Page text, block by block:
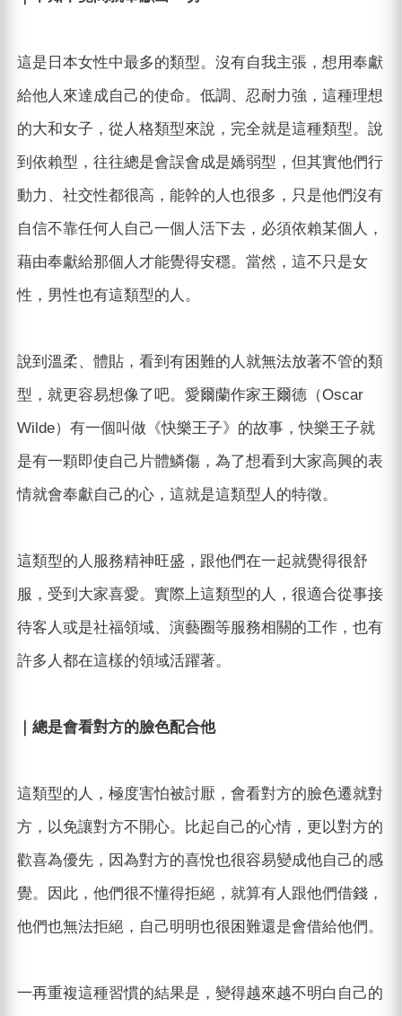
這是日本女性中最多的類型。沒有自我主張，想用奉獻
給他人來達成自己的使命。低調、忍耐力強，這種理想
的大和女子，從人格類型來說，完全就是這種類型。說
到依賴型，往往總是會誤會成是嬌弱型，但其實他們行
動力、社交性都很高，能幹的人也很多，只是他們沒有
自信不靠任何人自己一個人活下去，必須依賴某個人，
藉由奉獻給那個人才能覺得安穩。當然，這不只是女
性，男性也有這類型的人。
說到溫柔、體貼，看到有困難的人就無法放著不管的類
型，就更容易想像了吧。愛爾蘭作家王爾德（Oscar
Wilde）有一個叫做《快樂王子》的故事，快樂王子就
是有一顆即使自己片體鱗傷，為了想看到大家高興的表
情就會奉獻自己的心，這就是這類型人的特徵。
這類型的人服務精神旺盛，跟他們在一起就覺得很舒
服，受到大家喜愛。實際上這類型的人，很適合從事接
待客人或是社福領域、演藝圈等服務相關的工作，也有
許多人都在這樣的領域活躍著。
｜總是會看對方的臉色配合他
這類型的人，極度害怕被討厭，會看對方的臉色遷就對
方，以免讓對方不開心。比起自己的心情，更以對方的
歡喜為優先，因為對方的喜悅也很容易變成他自己的感
覺。因此，他們很不懂得拒絕，就算有人跟他們借錢，
他們也無法拒絕，自己明明也很困難還是會借給他們。
一再重複這種習慣的結果是，變得越來越不明白自己的